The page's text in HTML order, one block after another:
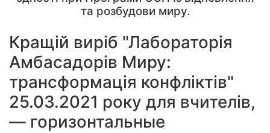
та розбудови миру.
Кращій виріб "Лабораторія
Амбасадорів Миру:
трансформація конфліктів"
25.03.2021 року для вчителів,
— горизонтальные